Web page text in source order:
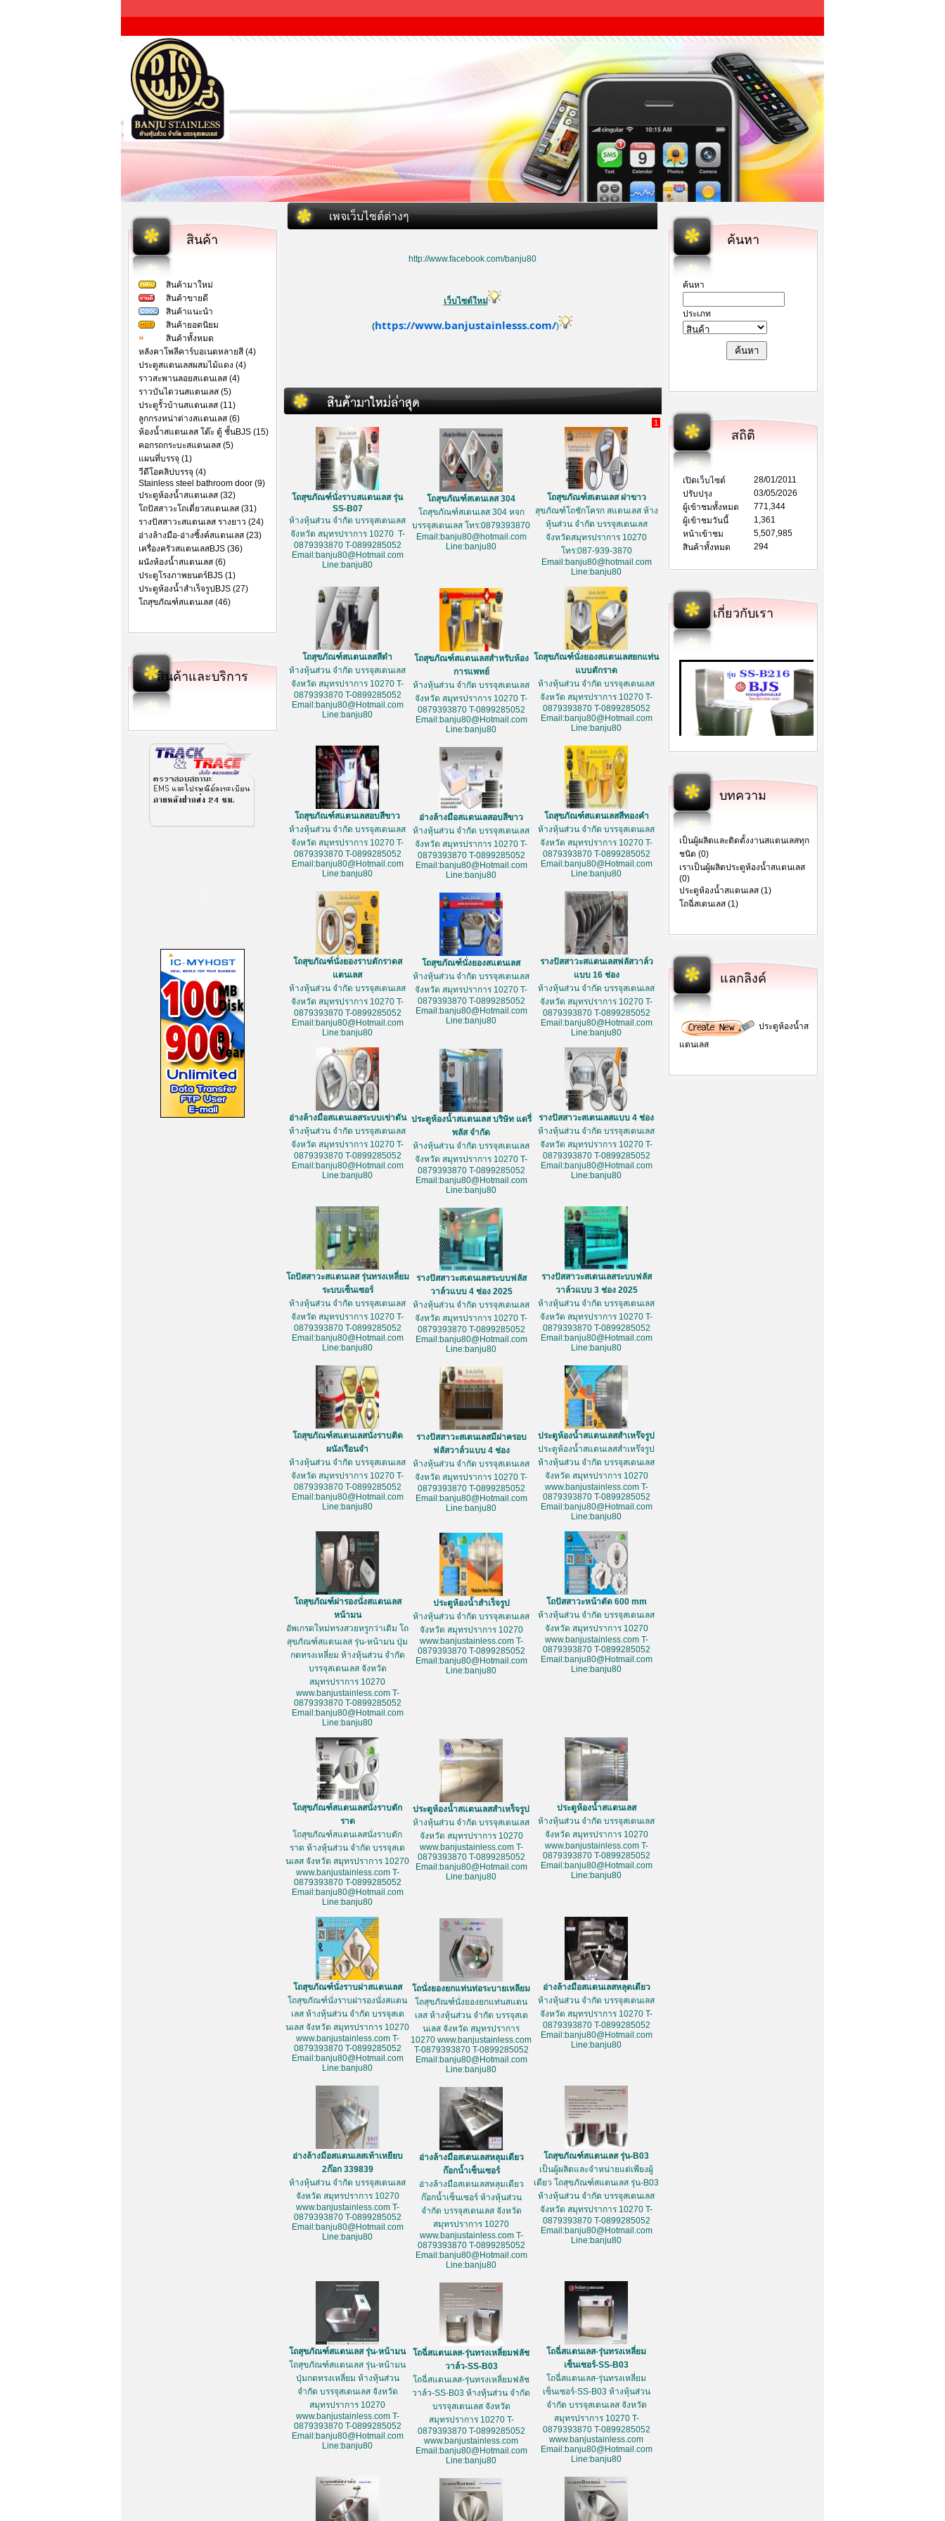
สินค้า
สินค้ามาใหม่
สินค้าขายดี
สินค้าแนะนำ
สินค้ายอดนิยม
สินค้าทั้งหมด
หลังคาโพลีคาร์บอเนตหลายสี (4)
ประตูสแตนเลสผสมไม้แดง (4)
ราวสะพานลอยสแตนเลส (4)
ราวบันไดวนสแตนเลส (5)
ประตูรั้วบ้านสแตนเลส (11)
ลูกกรงหน่าต่างสแตนเลส (6)
ห้องน้ำสแตนเลส โต๊ะ ตู้ ชั้นBJS (15)
คอกรถกระบะสแตนเลส (5)
แผนที่บรรจุ (1)
วีดีโอคลิปบรรจุ (4)
Stainless steel bathroom door (9)
ประตูห้องน้ำสแตนเลส (32)
โถปัสสาวะโถเดี่ยวสแตนเลส (31)
รางปัสสาวะสแตนเลส รางยาว (24)
อ่างล้างมือ-อ่างซิ้งค์สแตนเลส (23)
เครื่องครัวสแตนเลสBJS (36)
ผนังห้องน้ำสแตนเลส (6)
ประตูโรงภาพยนตร์BJS (1)
ประตูห้องน้ำสำเร็จรูปBJS (27)
โถสุขภัณฑ์สแตนเลส (46)
สินค้าและบริการ
เพจเว็บไซต์ต่างๆ
http://www.facebook.com/banju80
เว็บไซต์ใหม่
(https://www.banjustainlesss.com/)
1
โถสุขภัณฑ์นั่งราบสแตนเลส รุ่น
SS-B07
ห้างหุ้นส่วน จำกัด บรรจุสเตนเลส
จังหวัด สมุทรปราการ 10270 T-
0879393870 T-0899285052
Email:banju80@Hotmail.com
Line:banju80
โถสุขภัณฑ์สเตนเลส 304
โถสุขภัณฑ์สเตนเลส 304 หจก
บรรจุสเตนเลส โทร:0879393870
Email:banju80@hotmail.com
Line:banju80
โถสุขภัณฑ์สเตนเลส ฝาขาว
สุขภัณฑ์โถชักโครก สแตนเลส ห้าง
หุ้นส่วน จำกัด บรรจุสเตนเลส
จังหวัดสมุทรปราการ 10270
โทร:087-939-3870
Email:banju80@hotmail.com
Line:banju80
โถสุขภัณฑ์สแตนเลสสีดำ
ห้างหุ้นส่วน จำกัด บรรจุสเตนเลส
จังหวัด สมุทรปราการ 10270 T-
0879393870 T-0899285052
Email:banju80@Hotmail.com
Line:banju80
โถสุขภัณฑ์สแตนเลสสำหรับห้อง
การแพทย์
ห้างหุ้นส่วน จำกัด บรรจุสเตนเลส
จังหวัด สมุทรปราการ 10270 T-
0879393870 T-0899285052
Email:banju80@Hotmail.com
Line:banju80
โถสุขภัณฑ์นั่งยองสแตนเลสยกแท่น
แบบตักราด
ห้างหุ้นส่วน จำกัด บรรจุสเตนเลส
จังหวัด สมุทรปราการ 10270 T-
0879393870 T-0899285052
Email:banju80@Hotmail.com
Line:banju80
โถสุขภัณฑ์สแตนเลสอบสีขาว
ห้างหุ้นส่วน จำกัด บรรจุสเตนเลส
จังหวัด สมุทรปราการ 10270 T-
0879393870 T-0899285052
Email:banju80@Hotmail.com
Line:banju80
อ่างล้างมือสแตนเลสอบสีขาว
ห้างหุ้นส่วน จำกัด บรรจุสเตนเลส
จังหวัด สมุทรปราการ 10270 T-
0879393870 T-0899285052
Email:banju80@Hotmail.com
Line:banju80
โถสุขภัณฑ์สแตนเลสสีทองคำ
ห้างหุ้นส่วน จำกัด บรรจุสเตนเลส
จังหวัด สมุทรปราการ 10270 T-
0879393870 T-0899285052
Email:banju80@Hotmail.com
Line:banju80
โถสุขภัณฑ์นั่งยองราบตักราดส
แตนเลส
ห้างหุ้นส่วน จำกัด บรรจุสเตนเลส
จังหวัด สมุทรปราการ 10270 T-
0879393870 T-0899285052
Email:banju80@Hotmail.com
Line:banju80
โถสุขภัณฑ์นั่งยองสแตนเลส
ห้างหุ้นส่วน จำกัด บรรจุสเตนเลส
จังหวัด สมุทรปราการ 10270 T-
0879393870 T-0899285052
Email:banju80@Hotmail.com
Line:banju80
รางปัสสาวะสแตนเลสฟลัสวาล์ว
แบบ 16 ช่อง
ห้างหุ้นส่วน จำกัด บรรจุสเตนเลส
จังหวัด สมุทรปราการ 10270 T-
0879393870 T-0899285052
Email:banju80@Hotmail.com
Line:banju80
อ่างล้างมือสแตนเลสระบบเข่าดัน
ห้างหุ้นส่วน จำกัด บรรจุสเตนเลส
จังหวัด สมุทรปราการ 10270 T-
0879393870 T-0899285052
Email:banju80@Hotmail.com
Line:banju80
ประตูห้องน้ำสแตนเลส บริษัท แดรี่
พลัส จำกัด
ห้างหุ้นส่วน จำกัด บรรจุสเตนเลส
จังหวัด สมุทรปราการ 10270 T-
0879393870 T-0899285052
Email:banju80@Hotmail.com
Line:banju80
รางปัสสาวะสเตนเลสแบบ 4 ช่อง
ห้างหุ้นส่วน จำกัด บรรจุสเตนเลส
จังหวัด สมุทรปราการ 10270 T-
0879393870 T-0899285052
Email:banju80@Hotmail.com
Line:banju80
โถปัสสาวะสแตนเลส รุ่นทรงเหลี่ยม
ระบบเซ็นเซอร์
ห้างหุ้นส่วน จำกัด บรรจุสเตนเลส
จังหวัด สมุทรปราการ 10270 T-
0879393870 T-0899285052
Email:banju80@Hotmail.com
Line:banju80
รางปัสสาวะสเตนเลสระบบฟลัส
วาล์วแบบ 4 ช่อง 2025
ห้างหุ้นส่วน จำกัด บรรจุสเตนเลส
จังหวัด สมุทรปราการ 10270 T-
0879393870 T-0899285052
Email:banju80@Hotmail.com
Line:banju80
รางปัสสาวะสเตนเลสระบบฟลัส
วาล์วแบบ 3 ช่อง 2025
ห้างหุ้นส่วน จำกัด บรรจุสเตนเลส
จังหวัด สมุทรปราการ 10270 T-
0879393870 T-0899285052
Email:banju80@Hotmail.com
Line:banju80
โถสุขภัณฑ์สแตนเลสนั่งราบติด
ผนังเรือนจำ
ห้างหุ้นส่วน จำกัด บรรจุสเตนเลส
จังหวัด สมุทรปราการ 10270 T-
0879393870 T-0899285052
Email:banju80@Hotmail.com
Line:banju80
รางปัสสาวะสเตนเลสมีฝาครอบ
ฟลัสวาล์วแบบ 4 ช่อง
ห้างหุ้นส่วน จำกัด บรรจุสเตนเลส
จังหวัด สมุทรปราการ 10270 T-
0879393870 T-0899285052
Email:banju80@Hotmail.com
Line:banju80
ประตูห้องน้ำสแตนเลสสำเหร๊จรูป
ประตูห้องน้ำสแตนเลสสำเหร๊จรูป
ห้างหุ้นส่วน จำกัด บรรจุสเตนเลส
จังหวัด สมุทรปราการ 10270
www.banjustainless.com T-
0879393870 T-0899285052
Email:banju80@Hotmail.com
Line:banju80
โถสุขภัณฑ์ฝารองนั่งสแตนเลส
หน้ามน
อัพเกรดใหม่ทรงสวยหรูกว่าเดิม โถ
สุขภัณฑ์สแตนเลส รุ่น-หน้ามน ปุ่ม
กดทรงเหลี่ยม ห้างหุ้นส่วน จำกัด
บรรจุสเตนเลส จังหวัด
สมุทรปราการ 10270
www.banjustainless.com T-
0879393870 T-0899285052
Email:banju80@Hotmail.com
Line:banju80
ประตูห้องน้ำสำเร็จรูป
ห้างหุ้นส่วน จำกัด บรรจุสเตนเลส
จังหวัด สมุทรปราการ 10270
www.banjustainless.com T-
0879393870 T-0899285052
Email:banju80@Hotmail.com
Line:banju80
โถปัสสาวะหน้าตัด 600 mm
ห้างหุ้นส่วน จำกัด บรรจุสเตนเลส
จังหวัด สมุทรปราการ 10270
www.banjustainless.com T-
0879393870 T-0899285052
Email:banju80@Hotmail.com
Line:banju80
โถสุขภัณฑ์สแตนเลสนั่งราบตัก
ราด
โถสุขภัณฑ์สแตนเลสนั่งราบตัก
ราด ห้างหุ้นส่วน จำกัด บรรจุสเต
นเลส จังหวัด สมุทรปราการ 10270
www.banjustainless.com T-
0879393870 T-0899285052
Email:banju80@Hotmail.com
Line:banju80
ประตูห้องน้ำสแตนเลสสำเหร็จรูป
ห้างหุ้นส่วน จำกัด บรรจุสเตนเลส
จังหวัด สมุทรปราการ 10270
www.banjustainless.com T-
0879393870 T-0899285052
Email:banju80@Hotmail.com
Line:banju80
ประตูห้องน้ำสแตนเลส
ห้างหุ้นส่วน จำกัด บรรจุสเตนเลส
จังหวัด สมุทรปราการ 10270
www.banjustainless.com T-
0879393870 T-0899285052
Email:banju80@Hotmail.com
Line:banju80
โถสุขภัณฑ์นั่งราบฝาสแตนเลส
โถสุขภัณฑ์นั่งราบฝารองนั่งสแตน
เลส ห้างหุ้นส่วน จำกัด บรรจุสเต
นเลส จังหวัด สมุทรปราการ 10270
www.banjustainless.com T-
0879393870 T-0899285052
Email:banju80@Hotmail.com
Line:banju80
โถนั่งยองยกแท่นท่อระบายเหลียม
โถสุขภัณฑ์นั่งยองยกแท่นสแตน
เลส ห้างหุ้นส่วน จำกัด บรรจุสเต
นเลส จังหวัด สมุทรปราการ
10270 www.banjustainless.com
T-0879393870 T-0899285052
Email:banju80@Hotmail.com
Line:banju80
อ่างล้างมือสแตนเลสหลุดเดียว
ห้างหุ้นส่วน จำกัด บรรจุสเตนเลส
จังหวัด สมุทรปราการ 10270 T-
0879393870 T-0899285052
Email:banju80@Hotmail.com
Line:banju80
อ่างล้างมือสแตนเลสเท้าเหยียบ
2ก๊อก 339839
ห้างหุ้นส่วน จำกัด บรรจุสเตนเลส
จังหวัด สมุทรปราการ 10270
www.banjustainless.com T-
0879393870 T-0899285052
Email:banju80@Hotmail.com
Line:banju80
อ่างล้างมือสเตนเลสหลุมเดียว
ก๊อกน้ำเซ็นเซอร์
อ่างล้างมือสเตนเลสหลุมเดียว
ก๊อกน้ำเซ็นเซอร์ ห้างหุ้นส่วน
จำกัด บรรจุสเตนเลส จังหวัด
สมุทรปราการ 10270
www.banjustainless.com T-
0879393870 T-0899285052
Email:banju80@Hotmail.com
Line:banju80
โถสุขภัณฑ์สแตนเลส รุ่น-B03
เป็นผู้ผลิตและจำหน่ายแต่เพียงผู้
เดียว โถสุขภัณฑ์สแตนเลส รุ่น-B03
ห้างหุ้นส่วน จำกัด บรรจุสเตนเลส
จังหวัด สมุทรปราการ 10270 T-
0879393870 T-0899285052
Email:banju80@Hotmail.com
Line:banju80
โถสุขภัณฑ์สแตนเลส รุ่น-หน้ามน
โถสุขภัณฑ์สแตนเลส รุ่น-หน้ามน
ปุ่มกดทรงเหลี่ยม ห้างหุ้นส่วน
จำกัด บรรจุสเตนเลส จังหวัด
สมุทรปราการ 10270
www.banjustainless.com T-
0879393870 T-0899285052
Email:banju80@Hotmail.com
Line:banju80
โถฉี่สแตนเลส-รุ่นทรงเหลี่ยมฟลัช
วาล์ว-SS-B03
โถฉี่สแตนเลส-รุ่นทรงเหลี่ยมฟลัช
วาล์ว-SS-B03 ห้างหุ้นส่วน จำกัด
บรรจุสเตนเลส จังหวัด
สมุทรปราการ 10270 T-
0879393870 T-0899285052
www.banjustainless.com
Email:banju80@Hotmail.com
Line:banju80
โถฉี่สแตนเลส-รุ่นทรงเหลี่ยม
เซ็นเซอร์-SS-B03
โถฉี่สแตนเลส-รุ่นทรงเหลี่ยม
เซ็นเซอร์-SS-B03 ห้างหุ้นส่วน
จำกัด บรรจุสเตนเลส จังหวัด
สมุทรปราการ 10270 T-
0879393870 T-0899285052
www.banjustainless.com
Email:banju80@Hotmail.com
Line:banju80
ค้นหา
ค้นหา
ประเภท
สถิติ
เปิดเว็บไซต์
28/01/2011
ปรับปรุง
03/05/2026
ผู้เข้าชมทั้งหมด
771,344
ผู้เข้าชมวันนี้
1,361
หน้าเข้าชม
5,507,985
สินค้าทั้งหมด
294
เกี่ยวกับเรา
บทความ
เป็นผู้ผลิตและติดตั้งงานสแตนเลสทุก
ชนิด (0)
เราเป็นผู้ผลิตประตูห้องน้ำสแตนเลส
(0)
ประตูห้องน้ำสแตนเลส (1)
โถฉี่สเตนเลส (1)
แลกลิงค์
ประตูห้องน้ำส
แตนเลส